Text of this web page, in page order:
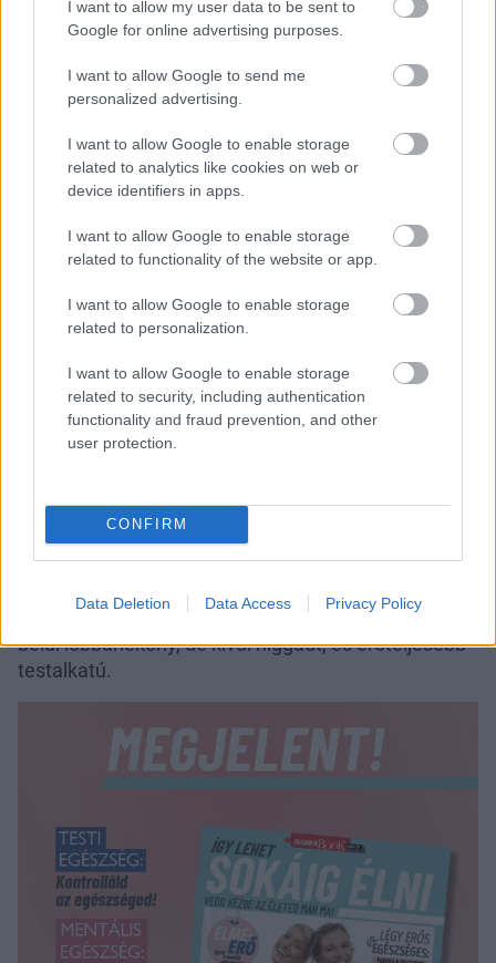
I want to allow my user data to be sent to
Google for online advertising purposes.
I want to allow Google to send me
personalized advertising.
I want to allow Google to enable storage
related to analytics like cookies on web or
device identifiers in apps.
I want to allow Google to enable storage
related to functionality of the website or app.
I want to allow Google to enable storage
related to personalization.
I want to allow Google to enable storage
related to security, including authentication
functionality and fraud prevention, and other
user protection.
CONFIRM
Data Deletion Data Access Privacy Policy
Nyári Dia: „Amikor a fiammal
vagyok, az szent és sérthetetlen"-
podcast legújabb részét!
És mi a helyzet a
csillagjeggyel?
jelez, mintsem konkrét testformát. Ha viszont az
aszcendens
és a napjegy ugyanaz, vagy
ugyanabban az elemben vannak, akkor a külső és
belső megjelenés erőteljesen összehangolt.
Nézzünk egy példát: Kos Nap + Bika aszcendens:
belül lobbanékony, de kívül higgadt, és erőteljesebb
testalkatú.